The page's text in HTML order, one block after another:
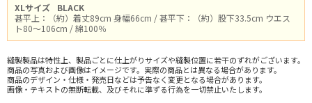
XLサイズ
BLACK
甚平上：（約）着丈89cm 身幅66cm / 甚平下：（約）股下33.5cm ウエス
ト80～106cm / 綿100％
縫製製品は特性上、製品ごとに仕上がりサイズや縫製位置に若干のずれがございます。
商品の写真および画像はイメージです。実際の商品とは異なる場合があります。
商品のデザイン・仕様・発売日などは予告なく変更となる場合があります。
画像・テキストの無断転載、及びそれに準ずる行為を一切禁止いたします。